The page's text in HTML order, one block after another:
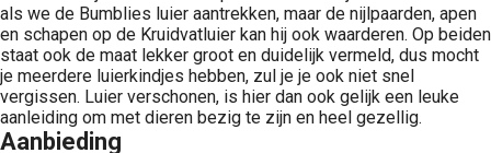
als we de Bumblies luier aantrekken, maar de nijlpaarden, apen
en schapen op de Kruidvatluier kan hij ook waarderen. Op beiden
staat ook de maat lekker groot en duidelijk vermeld, dus mocht
je meerdere luierkindjes hebben, zul je je ook niet snel
vergissen. Luier verschonen, is hier dan ook gelijk een leuke
aanleiding om met dieren bezig te zijn en heel gezellig.
Aanbieding